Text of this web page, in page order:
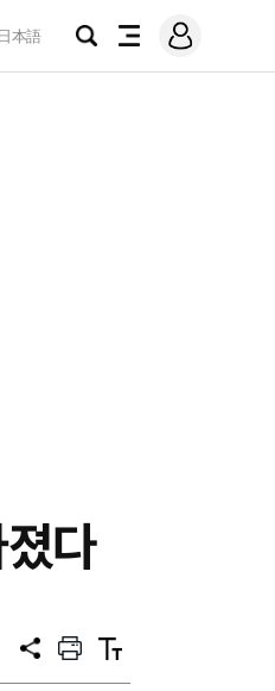
日本語
검
전
메
그
다
공
프
텍